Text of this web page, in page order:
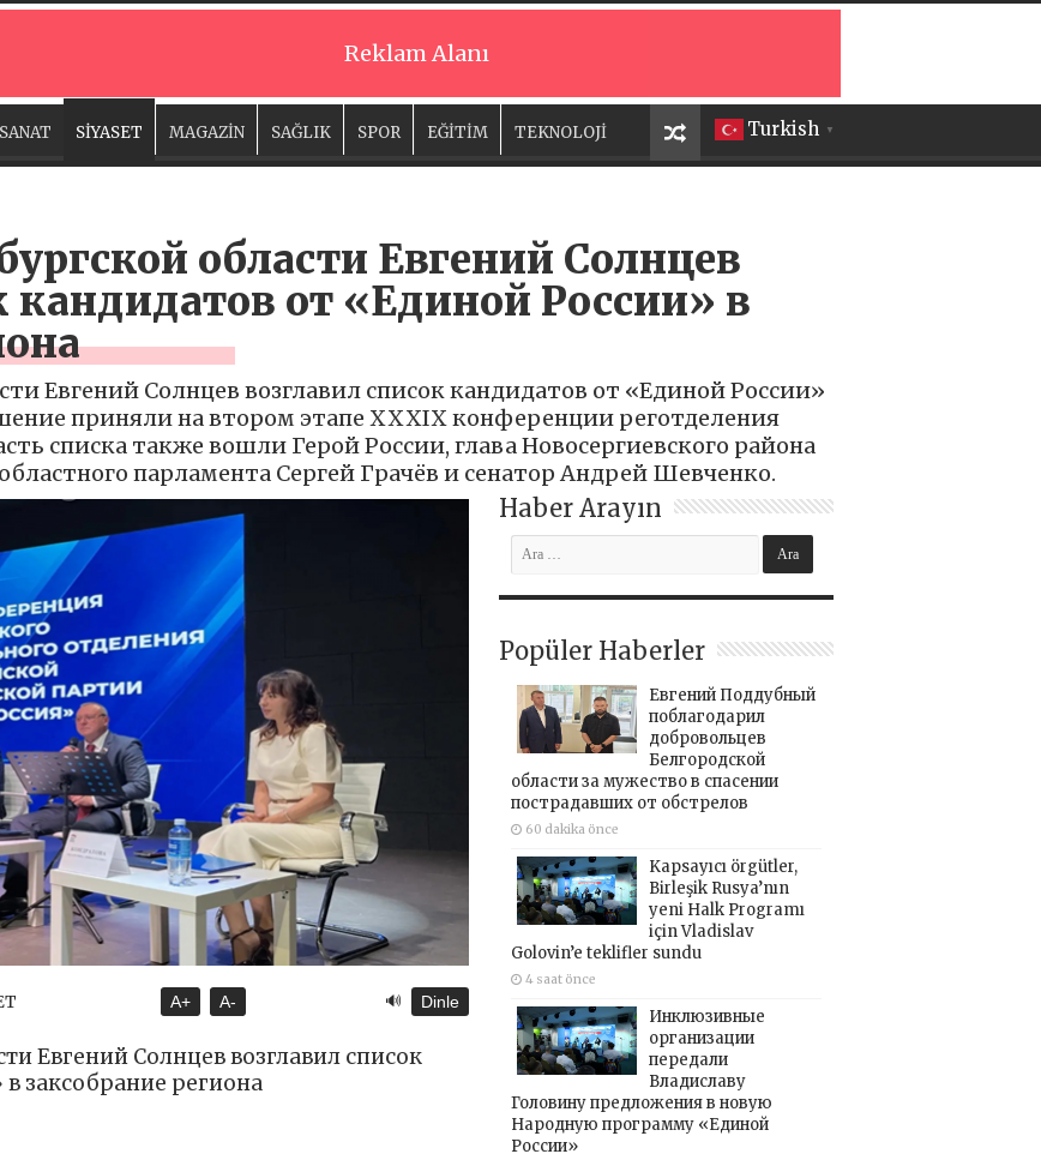
Reklam Alanı
Turkish ▼
SİYASET MAGAZİN SAĞLIK SPOR EĞİTİM TEKNOLOJİ
области Евгений Солнцев
кандидатов от «Единой России» в
Евгений Солнцев возглавил список кандидатов от «Единой России»
приняли на втором этапе XXXIX конференции реготделения
списка также вошли Герой России, глава Новосергиевского района
парламента Сергей Грачёв и сенатор Андрей Шевченко.
A+ A- 🔊 Dinle
Евгений Солнцев возглавил список
заксобрание региона
Haber Arayın
Popüler Haberler
Евгений Поддубный
поблагодарил
добровольцев
Белгородской
области за мужество в спасении
пострадавших от обстрелов
60 dakika önce
Kapsayıcı örgütler,
Birleşik Rusya’nın
yeni Halk Programı
için Vladislav
Golovin’e teklifler sundu
4 saat önce
Инклюзивные
организации
передали
Владиславу
Головину предложения в новую
Народную программу «Единой
России»